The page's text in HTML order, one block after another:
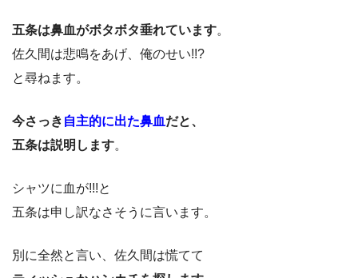
五条は鼻血がボタボタ垂れています。
佐久間は悲鳴をあげ、俺のせい!!?
と尋ねます。
今さっき 自主的に出た鼻血だと、
五条は説明します。
シャツに血が!!!と
五条は申し訳なさそうに言います。
別に全然と言い、佐久間は慌てて